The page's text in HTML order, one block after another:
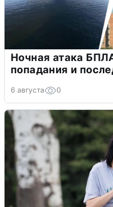
Ночная атака
попадания и
6 августа 0